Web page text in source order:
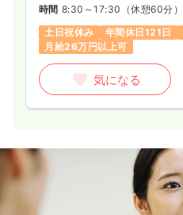
時間 8:30～17:30 （休憩60分）
土日祝休み
年間休日121日
月給26万円以上可
気になる